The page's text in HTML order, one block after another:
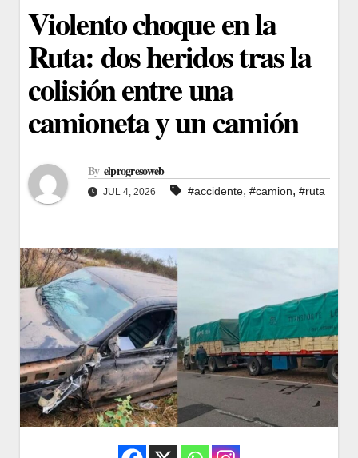
Violento choque en la
Ruta: dos heridos tras la
colisión entre una
camioneta y un camión
By elprogresoweb
JUL 4, 2026 #accidente, #camion, #ruta